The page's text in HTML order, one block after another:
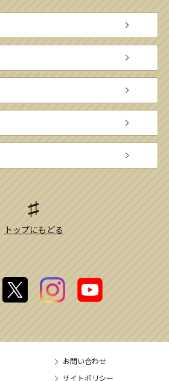
トップにもどる
お問い合わせ
サイトポリシー